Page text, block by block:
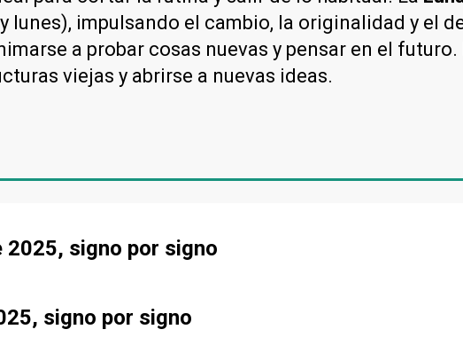
impulsando el cambio, la originalidad y el
a probar cosas nuevas y pensar en el futuro.
viejas y abrirse a nuevas ideas.
2025, signo por signo
signo por signo